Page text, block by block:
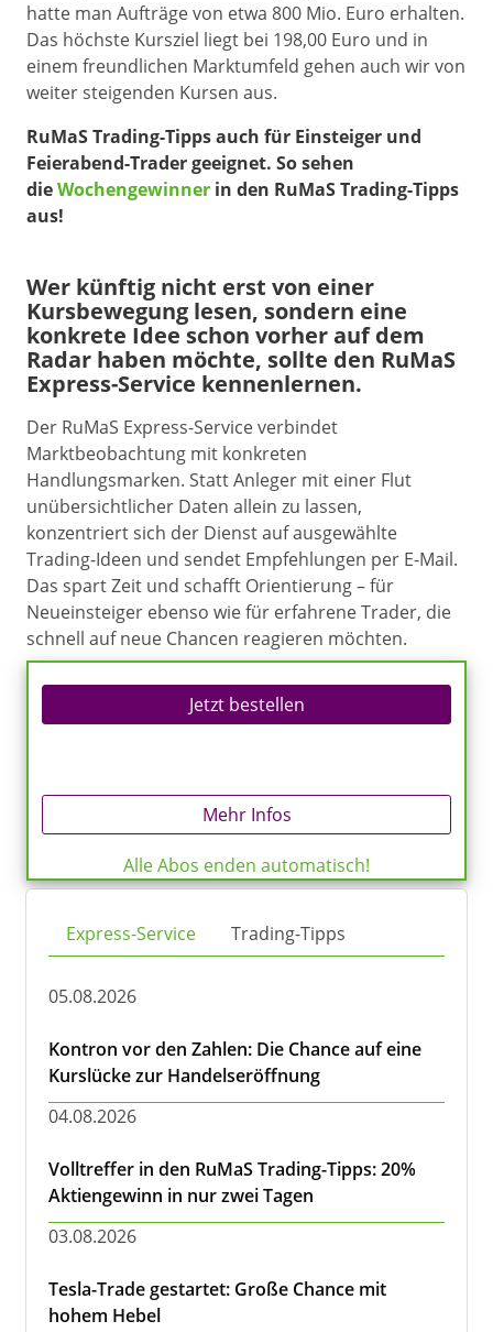
hatte man Aufträge von etwa 800 Mio. Euro erhalten.
Das höchste Kursziel liegt bei 198,00 Euro und in
einem freundlichen Marktumfeld gehen auch wir von
weiter steigenden Kursen aus.
RuMaS Trading-Tipps auch für Einsteiger und
Feierabend-Trader geeignet. So sehen
dieWochengewinner in den RuMaS Trading-Tipps
aus!
Wer künftig nicht erst von einer
Kursbewegung lesen, sondern eine
konkrete Idee schon vorher auf dem
Radar haben möchte, sollte den RuMaS
Express-Service kennenlernen.
Der RuMaS Express-Service verbindet
Marktbeobachtung mit konkreten
Handlungsmarken. Statt Anleger mit einer Flut
unübersichtlicher Daten allein zu lassen,
konzentriert sich der Dienst auf ausgewählte
Trading-Ideen und sendet Empfehlungen per E-Mail.
Das spart Zeit und schafft Orientierung – für
Neueinsteiger ebenso wie für erfahrene Trader, die
schnell auf neue Chancen reagieren möchten.
Jetzt bestellen
Mehr Infos
Alle Abos enden automatisch!
Express-Service Trading-Tipps
05.08.2026
Kontron vor den Zahlen: Die Chance auf eine
Kurslücke zur Handelseröffnung
04.08.2026
Volltreffer in den RuMaS Trading-Tipps: 20%
Aktiengewinn in nur zwei Tagen
03.08.2026
Tesla-Trade gestartet: Große Chance mit
hohem Hebel